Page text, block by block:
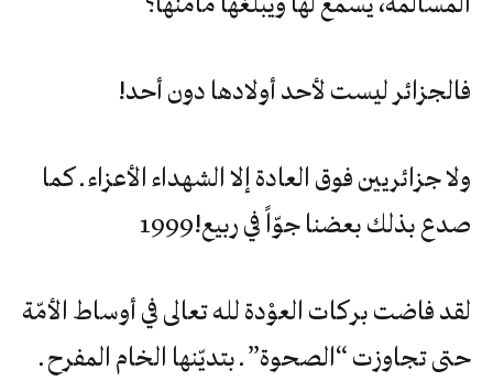
فالجزائر‮ ‬ليست‮ ‬لأحد‮ ‬أولادها‮ ‬دون‮ ‬أحد‮!‬
‬صدع‮ ‬بذلك‮ ‬بعضنا‮ ‬جوّاً‮ ‬في‮ ‬ربيع‮ ‬1999‮!‬
لقد‮ ‬فاضت‮ ‬بركات‮ ‬العوْدة‮ ‬لله‮ ‬تعالى‮ ‬في‮ ‬أوساط‮ ‬الأمّة‮
‬حتى‮ ‬تجاوزت‮ “‬الصحوة‮” ‬ـ‮ ‬بتديّنها‮ ‬الخام‮ ‬المفرح‮ ‬ـ‮